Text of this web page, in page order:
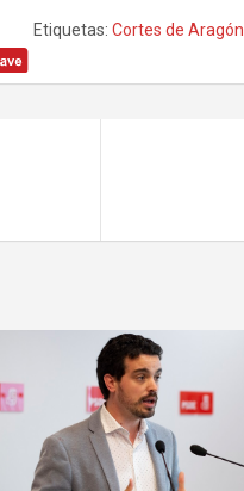
Etiquetas: Cortes de Aragón